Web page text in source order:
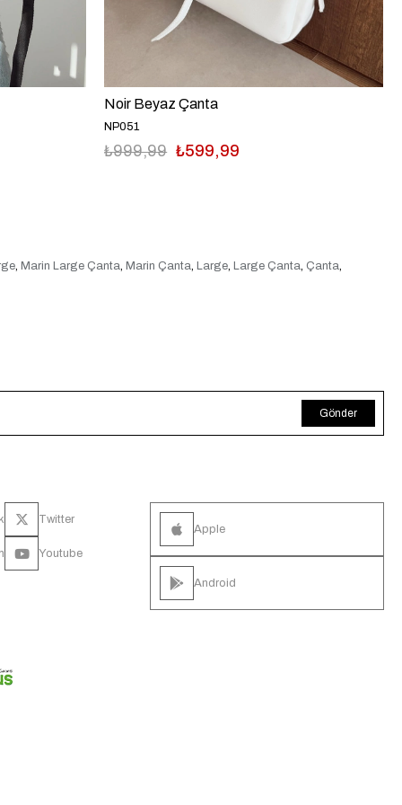
Noir Beyaz Çanta
NP051
₺599,99
₺999,99
, Marin Large Çanta, Marin Çanta, Large, Large Çanta, Çanta,
Gönder
Twitter
Youtube
Apple
Android